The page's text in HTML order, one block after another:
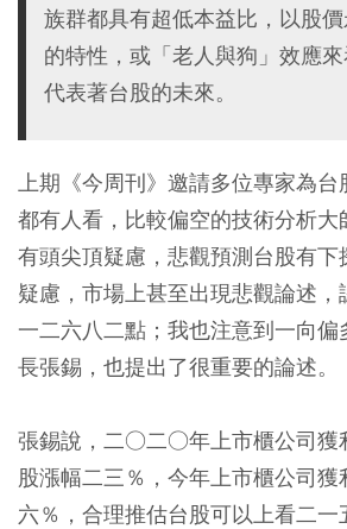
族群都具有超低本益比，以股
的特性，或「老人與狗」效應
代表著台股的未來。
上期《今周刊》邀請多位專家為台
都有人看，比較偏空的技術分析大
有頭尖頂疑慮，悲觀預測台股有
疑慮，市場上甚至出現悲觀論述，
一二六八二點；我也注意到一向
長張錫，也提出了很重要的論述。
張錫說，二○二○年上市櫃公司獲
股漲幅二三％，今年上市櫃公司獲
六％，合理推估台股可以上看二